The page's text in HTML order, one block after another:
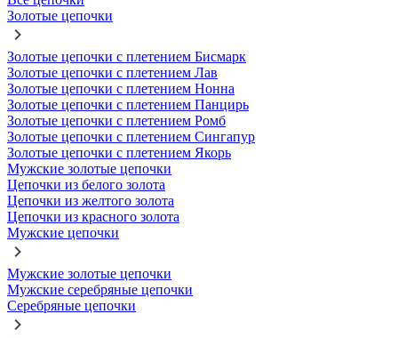
Золотые цепочки
Золотые цепочки с плетением Бисмарк
Золотые цепочки с плетением Лав
Золотые цепочки с плетением Нонна
Золотые цепочки с плетением Панцирь
Золотые цепочки с плетением Ромб
Золотые цепочки с плетением Сингапур
Золотые цепочки с плетением Якорь
Мужские золотые цепочки
Цепочки из белого золота
Цепочки из желтого золота
Цепочки из красного золота
Мужские цепочки
Мужские золотые цепочки
Мужские серебряные цепочки
Серебряные цепочки